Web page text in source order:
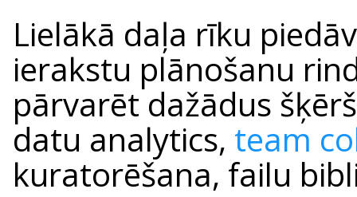
Lielākā daļa rīku
ierakstu plānošanu
pārvarēt dažādus
datu analytics, team
kuratorēšana, failu